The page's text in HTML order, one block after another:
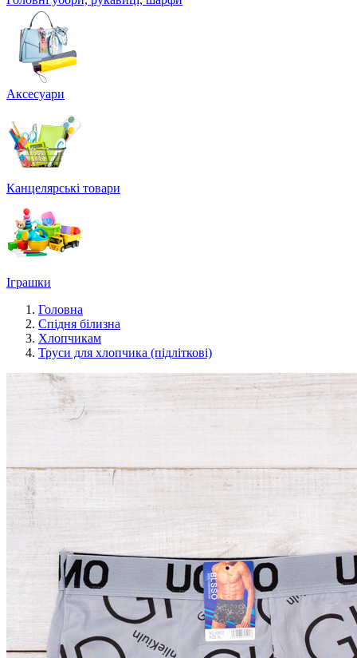
Аксесуари
Канцелярські товари
Іграшки
Головна
Спідня білизна
Хлопчикам
Труси для хлопчика (підліткові)